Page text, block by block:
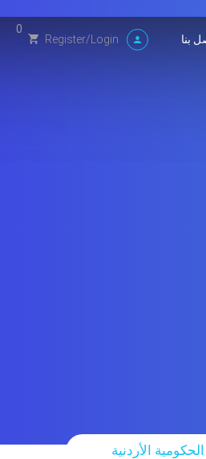
بنا Register/Login
0
الأردنية